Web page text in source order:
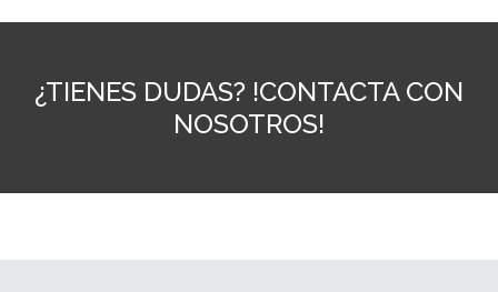
¿TIENES DUDAS? !CONTACTA CON
NOSOTROS!